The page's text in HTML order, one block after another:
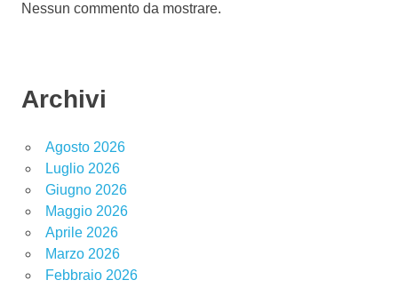
Nessun commento da mostrare.
Archivi
Agosto 2026
Luglio 2026
Giugno 2026
Maggio 2026
Aprile 2026
Marzo 2026
Febbraio 2026